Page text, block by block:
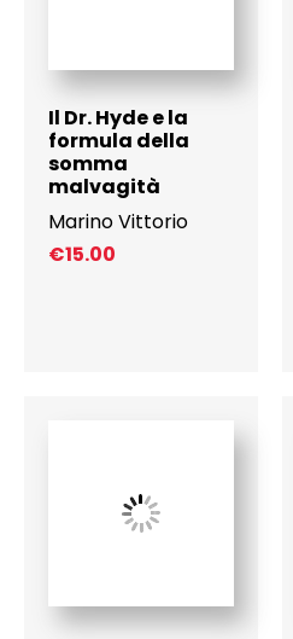
Il Dr. Hyde e la
formula della
somma
malvagità
Marino Vittorio
€15.00